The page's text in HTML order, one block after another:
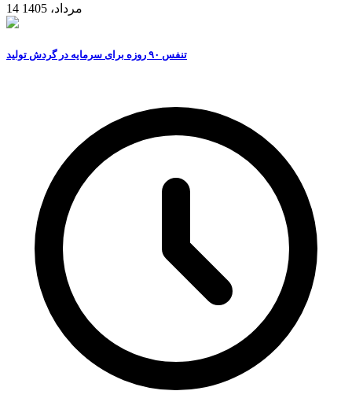
14 مرداد، 1405
تنفس ۹۰ روزه برای سرمایه در گردش تولید